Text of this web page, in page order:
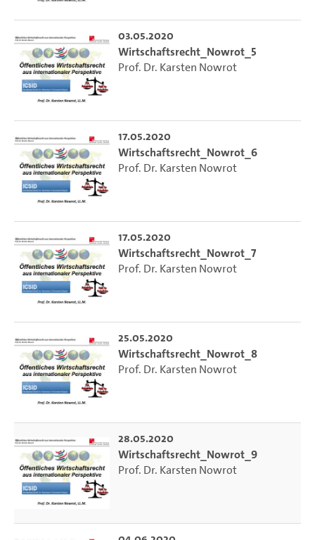
03.05.2020
Wirtschaftsrecht_Nowrot_5
Prof. Dr. Karsten Nowrot
17.05.2020
Wirtschaftsrecht_Nowrot_6
Prof. Dr. Karsten Nowrot
17.05.2020
Wirtschaftsrecht_Nowrot_7
Prof. Dr. Karsten Nowrot
25.05.2020
Wirtschaftsrecht_Nowrot_8
Prof. Dr. Karsten Nowrot
28.05.2020
Wirtschaftsrecht_Nowrot_9
Prof. Dr. Karsten Nowrot